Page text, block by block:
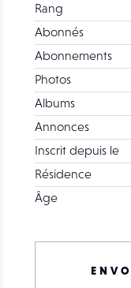
Rang
Abonnés
Abonnements
Photos
Albums
Annonces
Inscrit depuis le
Résidence
Âge